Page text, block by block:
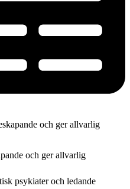
och ger allvarlig
psykiater och ledande